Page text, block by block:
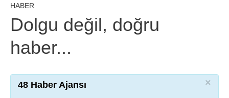
HABER
Dolgu değil, doğru
haber...
×
48 Haber Ajansı